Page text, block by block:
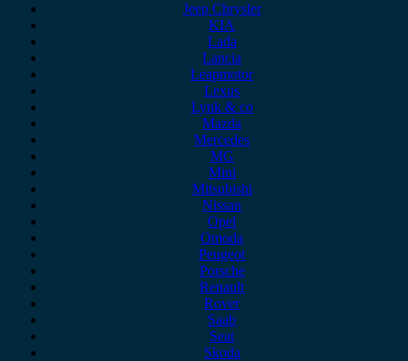
Jeep Chrysler
KIA
Lada
Lancia
Leapmotor
Lexus
Lynk & co
Mazda
Mercedes
MG
Mini
Mitsubishi
Nissan
Opel
Omoda
Peugeot
Porsche
Renault
Rover
Saab
Seat
Skoda